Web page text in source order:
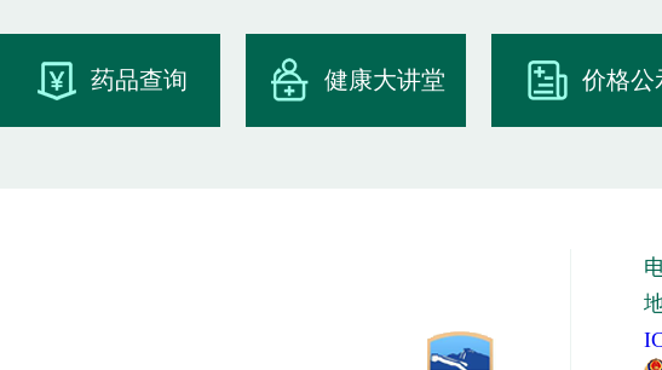
药品查询 健康大讲堂 价格公